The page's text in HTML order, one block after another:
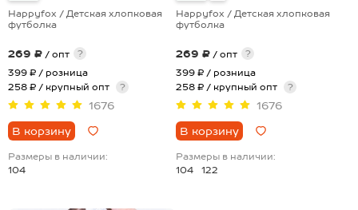
Happyfox / Детская хлопковая
футболка
269 ₽ / опт
?
399 ₽ / розница
258 ₽ / крупный опт
?
1676
В корзину
Размеры в наличии:
104
Happyfox / Детская хлопковая
футболка
269 ₽ / опт
?
399 ₽ / розница
258 ₽ / крупный опт
?
1676
В корзину
Размеры в наличии:
104
122